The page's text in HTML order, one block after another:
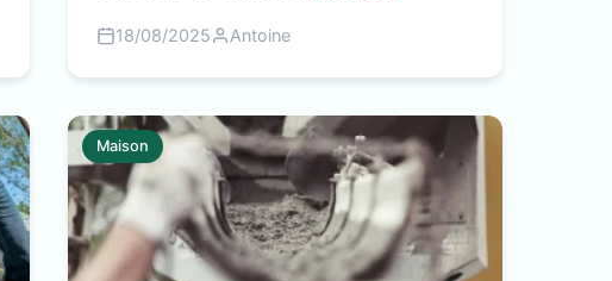
18/08/2025 Antoine
Maison